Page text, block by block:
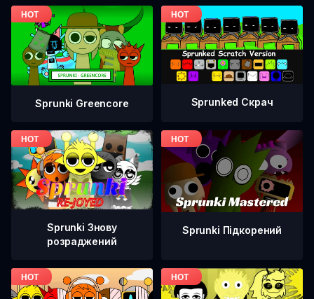
Sprunki Greencore Sprunked Скрач
Sprunki Знову
розраджений
Sprunki Підкорений